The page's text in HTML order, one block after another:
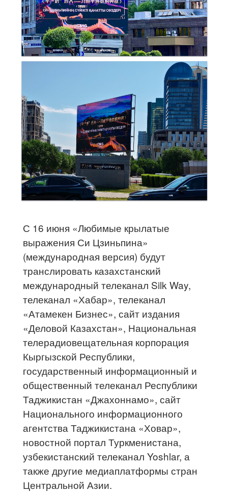
С 16 июня «Любимые крылатые
выражения Си Цзиньпина»
(международная версия) будут
транслировать казахстанский
международный телеканал Silk Way,
телеканал «Хабар», телеканал
«Атамекен Бизнес», сайт издания
«Деловой Казахстан», Национальная
телерадиовещательная корпорация
Кыргызской Республики,
государственный информационный и
общественный телеканал Республики
Таджикистан «Джахоннамо», сайт
Национального информационного
агентства Таджикистана «Ховар»,
новостной портал Туркменистана,
узбекистанский телеканал Yoshlar, а
также другие медиаплатформы стран
Центральной Азии.